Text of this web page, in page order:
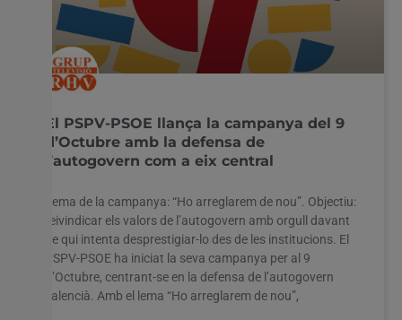
El PSPV-PSOE llança la campanya del 9
d’Octubre amb la defensa de
l’autogovern com a eix central
Lema de la campanya: “Ho arreglarem de nou”. Objectiu:
reivindicar els valors de l’autogovern amb orgull davant
de qui intenta desprestigiar-lo des de les institucions. El
PSPV-PSOE ha iniciat la seva campanya per al 9
d’Octubre, centrant-se en la defensa de l’autogovern
valencià. Amb el lema “Ho arreglarem de nou”,